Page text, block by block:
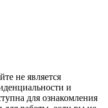
не является
и
для ознакомления